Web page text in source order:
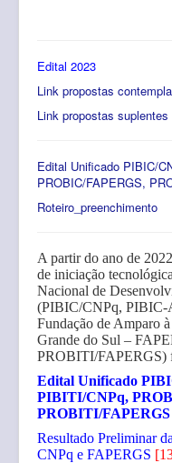
Edital 2023
Link propostas
Link propostas suplentes
Edital Unificado PIBIC/
PROBIC/FAPERGS,
Roteiro_preenchimento
A partir do ano de
de iniciação
Nacional de
(PIBIC/CNPq,
Fundação de Amparo
Grande do Sul –
PROBITI/FAPERGS)
Edital Unificado
PIBITI/CNPq,
PROBITI/FAPERGS
Resultado Preliminar
CNPq e FAPERGS